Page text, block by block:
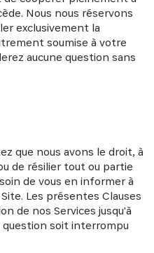
Nous nous réservons
exclusivement la
soumise à votre
aucune question sans
que nous avons le droit, à
de résilier tout ou partie
de vous en informer à
Les présentes Clauses
de nos Services jusqu'à
question soit interrompu